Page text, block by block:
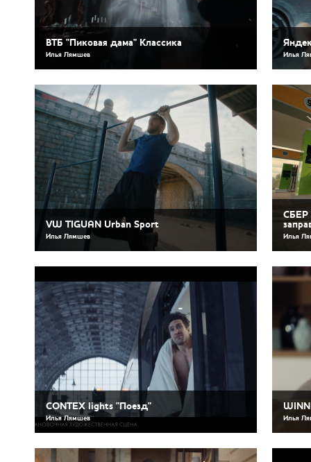
ВТБ "Пиковая дама" Классика
Илья Лямшев Илья
VW TIGUAN Urban Sport
Илья Лямшев
СБЕР
Илья
CONTEX lights "Поезд"
Илья Лямшев Илья